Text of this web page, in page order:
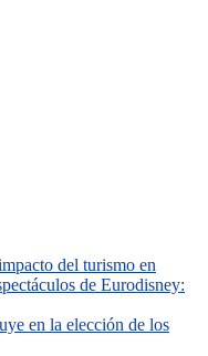
del turismo en
de Eurodisney:
en la elección de los